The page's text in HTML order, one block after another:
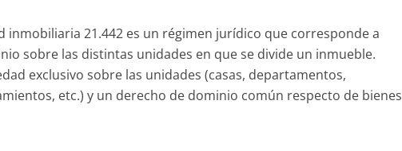
inmobiliaria 21.442 es un régimen jurídico que corresponde a
sobre las distintas unidades en que se divide un inmueble.
exclusivo sobre las unidades (casas, departamentos,
etc.) y un derecho de dominio común respecto de bienes